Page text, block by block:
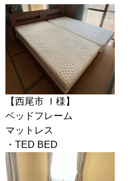
【西尾市 Ｉ様】
ベッドフレーム
マットレス
・TED BED